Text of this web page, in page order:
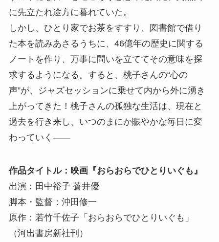
に先立たれ途方に暮れていた。
しかし、ひとり家でお茶をすすり、図書館で借り
た本を読みあさるうちに、46億年の歴史に関する
ノートを作り、万事に問いを立ててその意味を探
求するようになる。すると、桃子さんの“心の
声”が、ジャズセッションに乗せて内から外に湧き
上がってきた！桃子さんの孤独な生活は、現在と
過去を行き来し、いつのまにか賑やかな毎日に変
わっていく――
作品タイトル：映画『おらおらでひとりいぐも』
出演：田中裕子 蒼井優
脚本・監督：沖田修一
原作：若竹千佐子「おらおらでひとりいぐも」
（河出書房新社刊）